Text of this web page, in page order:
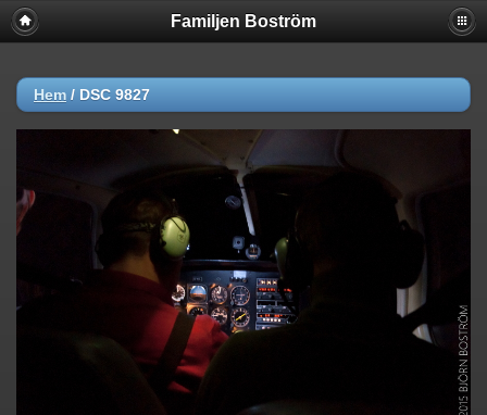
Familjen Boström
Hem / DSC 9827